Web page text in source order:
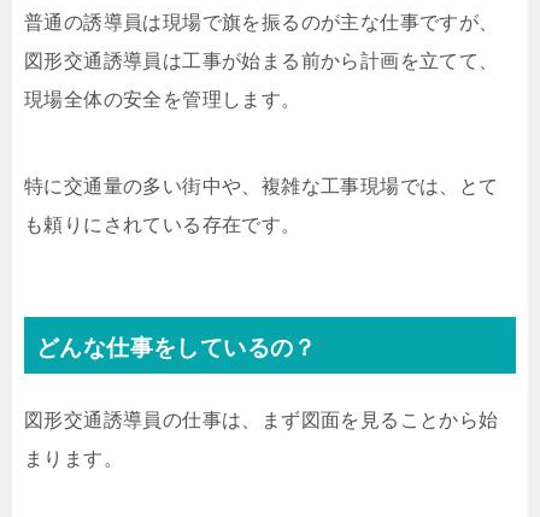
普通の誘導員は現場で旗を振るのが主な仕事ですが、
図形交通誘導員は工事が始まる前から計画を立てて、
現場全体の安全を管理します。
特に交通量の多い街中や、複雑な工事現場では、とて
も頼りにされている存在です。
どんな仕事をしているの？
図形交通誘導員の仕事は、まず図面を見ることから始
まります。